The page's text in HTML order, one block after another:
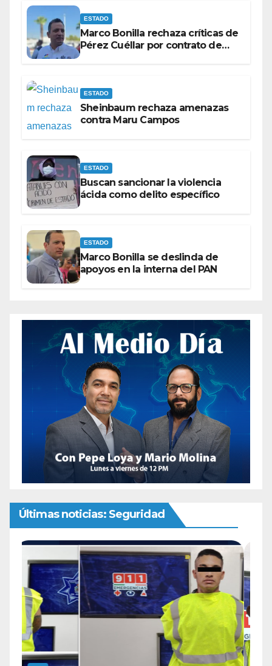
ESTADO
Marco Bonilla rechaza críticas de
Pérez Cuéllar por contrato de
ESTADO
Sheinbaum rechaza amenazas
contra Maru Campos
ESTADO
Buscan sancionar la violencia
ácida como delito específico
ESTADO
Marco Bonilla se deslinda de
apoyos en la interna del PAN
Últimas noticias: Seguridad